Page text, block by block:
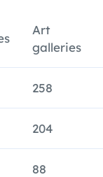
Art
galleries
258
204
88